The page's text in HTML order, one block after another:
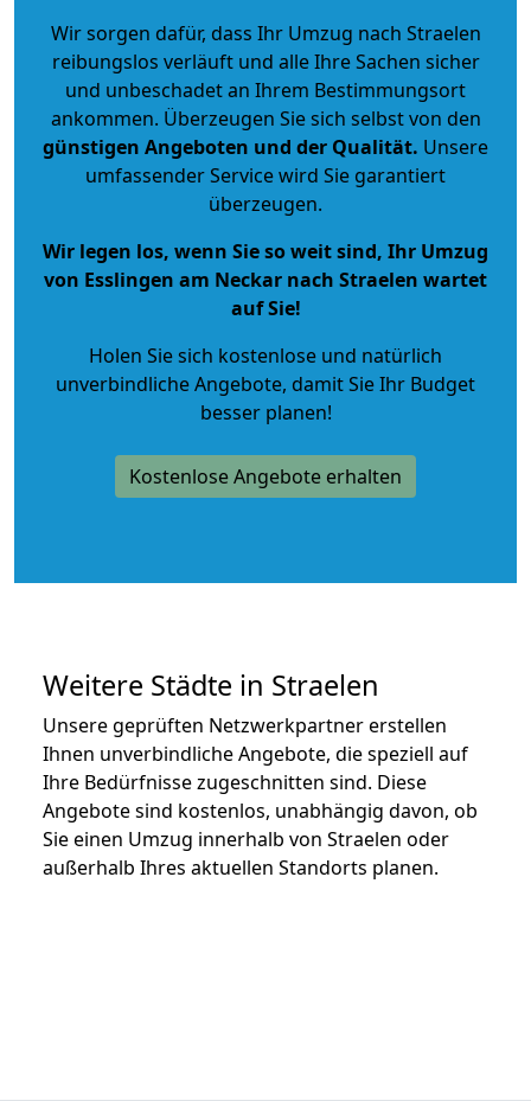
Wir sorgen dafür, dass Ihr Umzug nach Straelen
reibungslos verläuft und alle Ihre Sachen sicher
und unbeschadet an Ihrem Bestimmungsort
ankommen. Überzeugen Sie sich selbst von den
günstigen Angeboten und der Qualität. Unsere
umfassender Service wird Sie garantiert
überzeugen.
Wir legen los, wenn Sie so weit sind, Ihr Umzug
von Esslingen am Neckar nach Straelen wartet
auf Sie!
Holen Sie sich kostenlose und natürlich
unverbindliche Angebote, damit Sie Ihr Budget
besser planen!
Kostenlose Angebote erhalten
Weitere Städte in Straelen
Unsere geprüften Netzwerkpartner erstellen
Ihnen unverbindliche Angebote, die speziell auf
Ihre Bedürfnisse zugeschnitten sind. Diese
Angebote sind kostenlos, unabhängig davon, ob
Sie einen Umzug innerhalb von Straelen oder
außerhalb Ihres aktuellen Standorts planen.